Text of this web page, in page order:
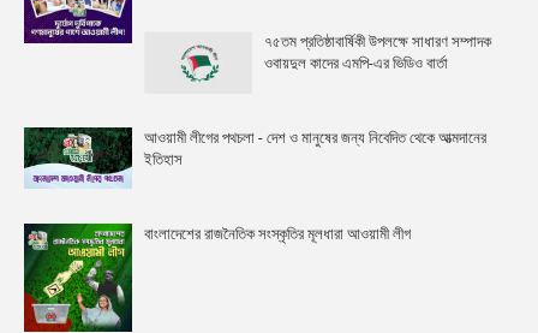
৭৫তম প্রতিষ্ঠাবার্ষিকী উপলক্ষে সাধারণ সম্পাদক
ওবায়দুল কাদের এমপি-এর ভিডিও বার্তা
আওয়ামী লীগের পথচলা - দেশ ও মানুষের জন্য নিবেদিত থেকে আত্মদানের
ইতিহাস
বাংলাদেশের রাজনৈতিক সংস্কৃতির মূলধারা আওয়ামী লীগ